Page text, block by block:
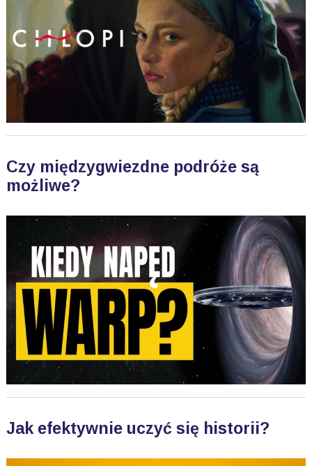
Czy międzygwiezdne podróże są
możliwe?
Jak efektywnie uczyć się historii?